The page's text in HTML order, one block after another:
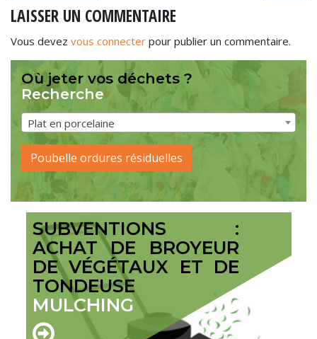
LAISSER UN COMMENTAIRE
Vous devez vous connecter pour publier un commentaire.
Où jeter vos déchets ?
Recherche
Plat en porcelaine
Poubelle ordures résiduelles
SUBVENTIONS :
ACHAT DE BROYEUR
DE VÉGÉTAUX ET DE
TONDEUSE
MULCHING